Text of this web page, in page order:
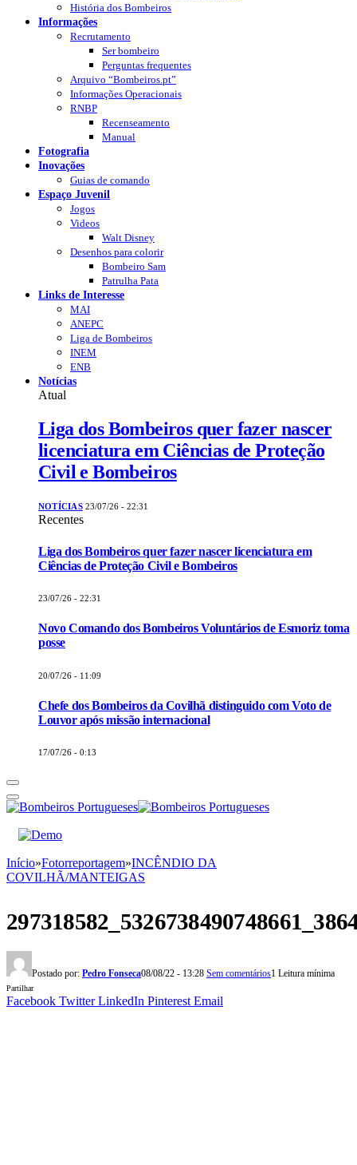
História dos Bombeiros
Informações
Recrutamento
Ser bombeiro
Perguntas frequentes
Arquivo “Bombeiros.pt”
Informações Operacionais
RNBP
Recenseamento
Manual
Fotografia
Inovações
Guias de comando
Espaço Juvenil
Jogos
Videos
Walt Disney
Desenhos para colorir
Bombeiro Sam
Patrulha Pata
Links de Interesse
MAI
ANEPC
Liga de Bombeiros
INEM
ENB
Notícias
Atual
Liga dos Bombeiros quer fazer nascer
licenciatura em Ciências de Proteção
Civil e Bombeiros
NOTÍCIAS 23/07/26 - 22:31
Recentes
Liga dos Bombeiros quer fazer nascer licenciatura em
Ciências de Proteção Civil e Bombeiros
23/07/26 - 22:31
Novo Comando dos Bombeiros Voluntários de Esmoriz toma
posse
20/07/26 - 11:09
Chefe dos Bombeiros da Covilhã distinguido com Voto de
Louvor após missão internacional
17/07/26 - 0:13
Início»Fotorreportagem»INCÊNDIO DA
COVILHÃ/MANTEIGAS
Postado por: Pedro Fonseca08/08/22 - 13:28 Sem comentários1 Leitura mínima
Partilhar
Facebook Twitter LinkedIn Pinterest Email